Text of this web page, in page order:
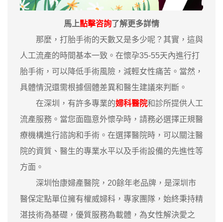
馬上點擊咨詢了解更多詳情
那麼，打胎手術的天數又是多少呢？其實，這與
人工流產的時間基本一致。在懷孕35-55天內進行打
胎手術，可以降低手術風險，減輕女性痛苦。當然，
具體情況還需根據個體差異和醫生建議來判斷。
在深圳，有許多專業的婦科醫院和診所提供人工
流產服務。當您面臨意外懷孕時，請務必選擇正規醫
療機構進行諮詢和手術。在選擇醫院時，可以關注醫
院的資質、醫生的專業水平以及手術設備的先進性等
方面。
深圳怡康婦產醫院，20餘年老品牌，是深圳市
醫保定點單位擁有權威婦科，專家團隊，始終秉持精
湛技術為基礎，優質服務為載體，為女性解決愛之